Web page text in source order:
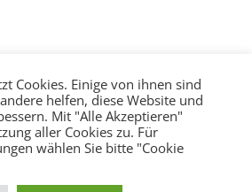
Cookies. Einige von ihnen sind
helfen, diese Website und
Mit "Alle Akzeptieren"
aller Cookies zu. Für
wählen Sie bitte "Cookie